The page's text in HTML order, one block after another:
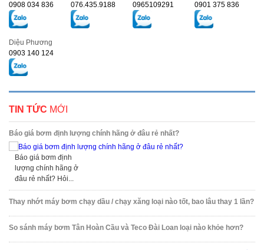
0908 034 836
076.435.9188
0965109291
0901 375 836
Diệu Phương
0903 140 124
TIN TỨC MỚI
Báo giá bơm định lượng chính hãng ở đâu rẻ nhất?
Báo giá bơm định
lượng chính hãng ở
đâu rẻ nhất? Hỏi...
Thay nhớt máy bơm chạy dầu / chạy xăng loại nào tốt, bao lâu thay 1 lần?
So sánh máy bơm Tân Hoàn Cầu và Teco Đài Loan loại nào khỏe hơn?